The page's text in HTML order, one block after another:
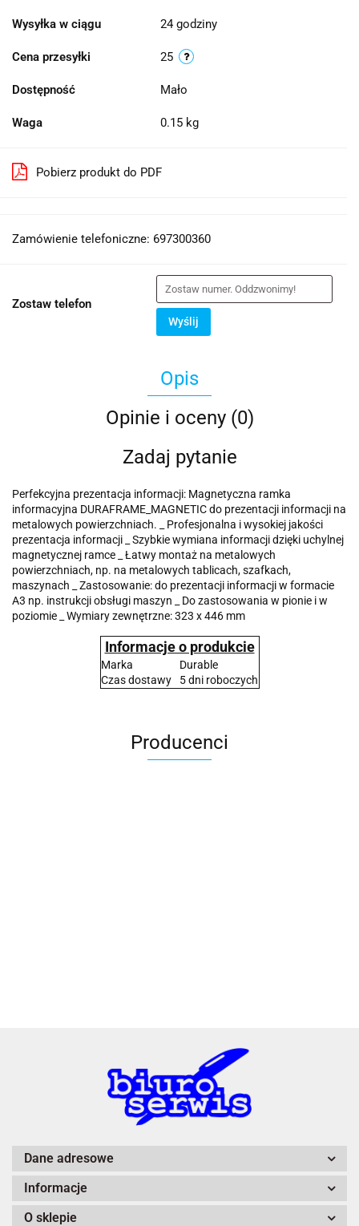
Wysyłka w ciągu 24 godziny
Cena przesyłki 25
Dostępność Mało
Waga 0.15 kg
Pobierz produkt do PDF
Zamówienie telefoniczne: 697300360
Zostaw telefon
Wyślij
Opis
Opinie i oceny (0)
Zadaj pytanie
Perfekcyjna prezentacja informacji: Magnetyczna ramka
informacyjna DURAFRAME_MAGNETIC do prezentacji informacji na
metalowych powierzchniach. _ Profesjonalna i wysokiej jakości
prezentacja informacji _ Szybkie wymiana informacji dzięki uchylnej
magnetycznej ramce _ Łatwy montaż na metalowych
powierzchniach, np. na metalowych tablicach, szafkach,
maszynach _ Zastosowanie: do prezentacji informacji w formacie
A3 np. instrukcji obsługi maszyn _ Do zastosowania w pionie i w
poziomie _ Wymiary zewnętrzne: 323 x 446 mm
Informacje o produkcie
Marka
Durable
Czas dostawy
5 dni roboczych
Producenci
A4 Tech
Dane adresowe
Informacje
O sklepie